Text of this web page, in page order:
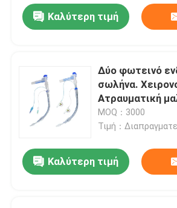
Νέα
Όλες οι περιπτώσεις
Ζητήστε ένα απόσπασμα
σε πραγματικό
Καλύτερη τιμή
Δύο φωτεινό
σωλήνα.
Ατραυματική
αποστειρωμένο
χειρουργική
MOQ：3000
Τιμή：
Καλύτερη τιμή